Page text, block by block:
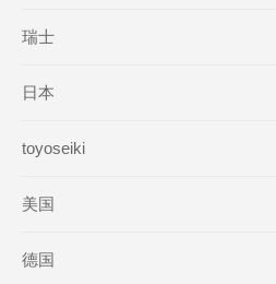
瑞士
日本
toyoseiki
美国
德国